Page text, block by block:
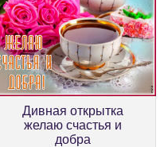
Дивная открытка
желаю счастья и
добра